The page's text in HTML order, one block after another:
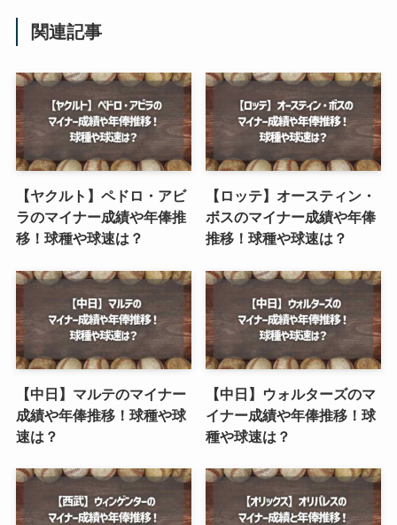
関連記事
【ヤクルト】ペドロ・アビ
ラのマイナー成績や年俸推
移！球種や球速は？
【ロッテ】オースティン・
ボスのマイナー成績や年俸
推移！球種や球速は？
【中日】マルテのマイナー
成績や年俸推移！球種や球
速は？
【中日】ウォルターズのマ
イナー成績や年俸推移！球
種や球速は？